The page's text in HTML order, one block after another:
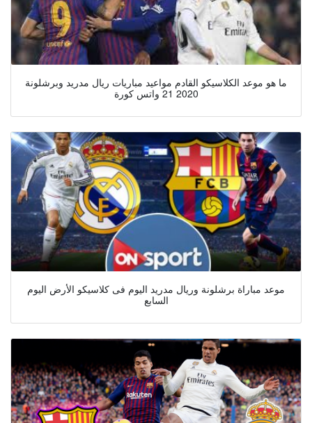
ما هو موعد الكلاسيكو القادم مواعيد مباريات ريال مدريد وبرشلونة
2020 21 واتس كورة
موعد مباراة برشلونة وريال مدريد اليوم فى كلاسيكو الأرض اليوم
السابع